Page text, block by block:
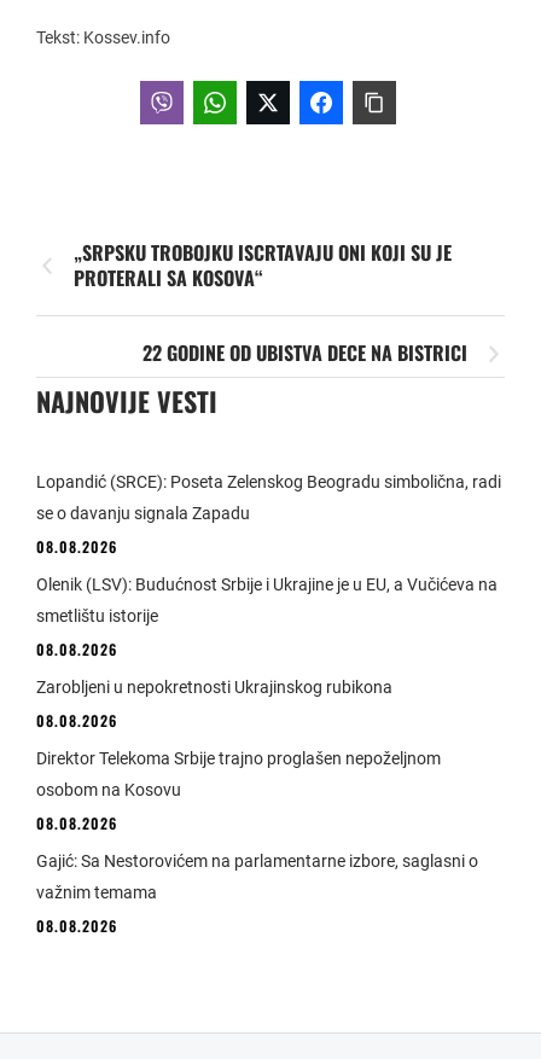
Tekst: Kossev.info
„SRPSKU TROBOJKU ISCRTAVAJU ONI KOJI SU JE
PROTERALI SA KOSOVA“
22 GODINE OD UBISTVA DECE NA BISTRICI
NAJNOVIJE VESTI
Lopandić (SRCE): Poseta Zelenskog Beogradu simbolična, radi
se o davanju signala Zapadu
08.08.2026
Olenik (LSV): Budućnost Srbije i Ukrajine je u EU, a Vučićeva na
smetlištu istorije
08.08.2026
Zarobljeni u nepokretnosti Ukrajinskog rubikona
08.08.2026
Direktor Telekoma Srbije trajno proglašen nepoželjnom
osobom na Kosovu
08.08.2026
Gajić: Sa Nestorovićem na parlamentarne izbore, saglasni o
važnim temama
08.08.2026